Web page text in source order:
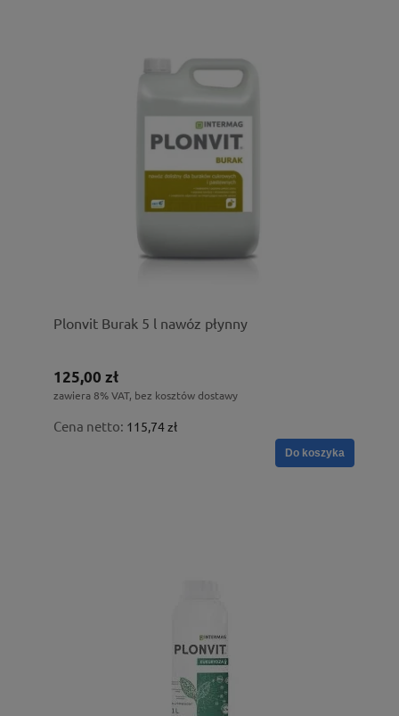
Plonvit Burak 5 l nawóz płynny
125,00 zł
zawiera 8% VAT, bez kosztów dostawy
Cena netto: 115,74 zł
Do koszyka